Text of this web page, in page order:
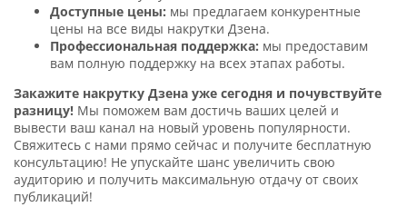
Доступные цены: мы предлагаем конкурентные
цены на все виды накрутки Дзена.
Профессиональная поддержка: мы предоставим
вам полную поддержку на всех этапах работы.
Закажите накрутку Дзена уже сегодня и почувствуйте
разницу! Мы поможем вам достичь ваших целей и
вывести ваш канал на новый уровень популярности.
Свяжитесь с нами прямо сейчас и получите бесплатную
консультацию! Не упускайте шанс увеличить свою
аудиторию и получить максимальную отдачу от своих
публикаций!